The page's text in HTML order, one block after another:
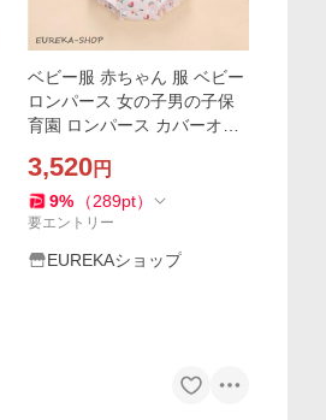
ベビー服 赤ちゃん 服 ベビー
ロンパース 女の子男の子保
育園 ロンパース カバーオー
3,520円
9% （289pt）
要エントリー
EUREKAショップ